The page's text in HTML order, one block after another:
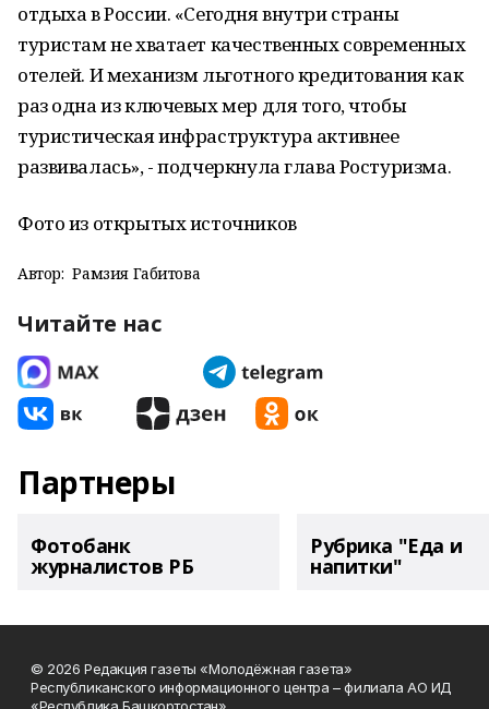
отдыха в России. «Сегодня внутри страны
туристам не хватает качественных современных
отелей. И механизм льготного кредитования как
раз одна из ключевых мер для того, чтобы
туристическая инфраструктура активнее
развивалась», - подчеркнула глава Ростуризма.
Фото из открытых источников
Автор: Рамзия Габитова
Читайте нас
Партнеры
Фотобанк
журналистов РБ
Рубрика "Еда и
напитки"
© 2026 Редакция газеты «Молодёжная газета»
Республиканского информационного центра – филиала АО ИД